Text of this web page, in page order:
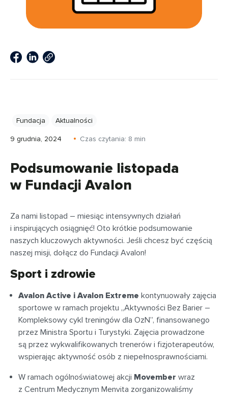
Fundacja Aktualności
9 grudnia, 2024 Czas czytania: 8 min
Podsumowanie listopada
w Fundacji Avalon
Za nami listopad – miesiąc intensywnych działań
i inspirujących osiągnięć! Oto krótkie podsumowanie
naszych kluczowych aktywności. Jeśli chcesz być częścią
naszej misji, dołącz do Fundacji Avalon!
Sport i zdrowie
Avalon Active i Avalon Extreme kontynuowały zajęcia
sportowe w ramach projektu „Aktywności Bez Barier –
Kompleksowy cykl treningów dla OzN”, finansowanego
przez Ministra Sportu i Turystyki. Zajęcia prowadzone
są przez wykwalifikowanych trenerów i fizjoterapeutów,
wspierając aktywność osób z niepełnosprawnościami.
W ramach ogólnoświatowej akcji Movember wraz
z Centrum Medycznym Menvita zorganizowaliśmy